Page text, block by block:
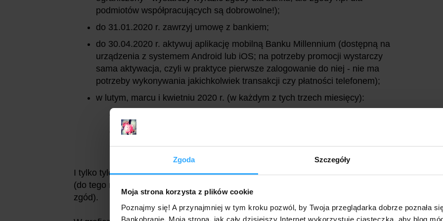
Zgoda Szczegóły
Moja strona korzysta z plików cookie
Poznajmy się! A przynajmniej w tym kroku pozwól, by Twoja przeglądarka dobrze poznała
Bankobranie. Moja strona, jak cały dzisiejszy Internet wykorzystuje ciasteczka, aby blog
podmiotów współpracujących są dobrowolne!);
do 31.01.2020 r. zawrzyj umowę z bankiem;
do 30.04.2020 r. aktywuj aplikację mobilną Banku Millennium (dostępną na
urządzenia z systemem Android lub iOS; na potrzeby promocji wystarczy
sama aktywacja, czyli w praktyce pierwsze zalogowanie do niej - nie ma
potrzeby wykonywania jakichkolwiek transakcji czy płatności telefonem);
w lutym, marcu i kwietniu 2020 r. (w każdym z tych trzech miesięcy):
wykonaj co najmniej 1 płatność kartą wydaną do konta lub BLIKiem
I tylko tyle wystarczy, by otrzymać 200 zł. Bonus wpłynie na Twe konto do 29.05.2020 r.
(do tego momentu nie zamykaj konta, ani nie wypowiadaj umowy z bankiem i nie wycofuj
zgód).